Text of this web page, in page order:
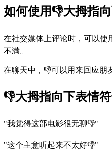
如何使用👎大拇指
在社交媒体上评论时，可以使
不满。
在聊天中，👎可以用来回应朋
👎大拇指向下表情
"我觉得这部电影很无聊👎"
"这个主意听起来不太好👎"